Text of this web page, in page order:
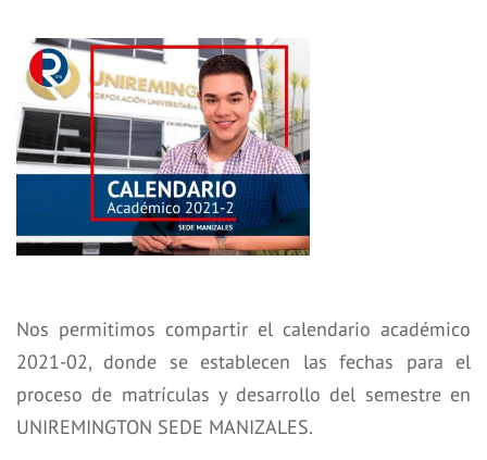
Nos permitimos compartir el calendario académico
2021-02, donde se establecen las fechas para el
proceso de matrículas y desarrollo del semestre en
UNIREMINGTON SEDE MANIZALES.